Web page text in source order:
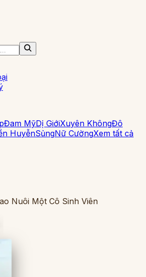
Đam MỹDị GiớiXuyên KhôngĐô
HuyễnSủngNữ CườngXem tất cả
Nuôi Một Cô Sinh Viên